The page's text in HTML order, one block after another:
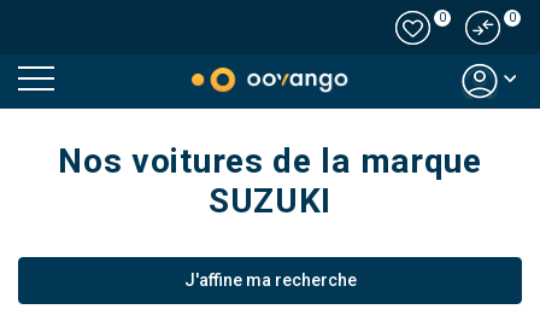
0 0
Nos voitures de la marque
SUZUKI
J'affine ma recherche
Modal country